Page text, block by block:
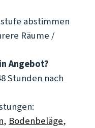
abstimmen
Räume /
Angebot?
Stunden nach
, Bodenbeläge,